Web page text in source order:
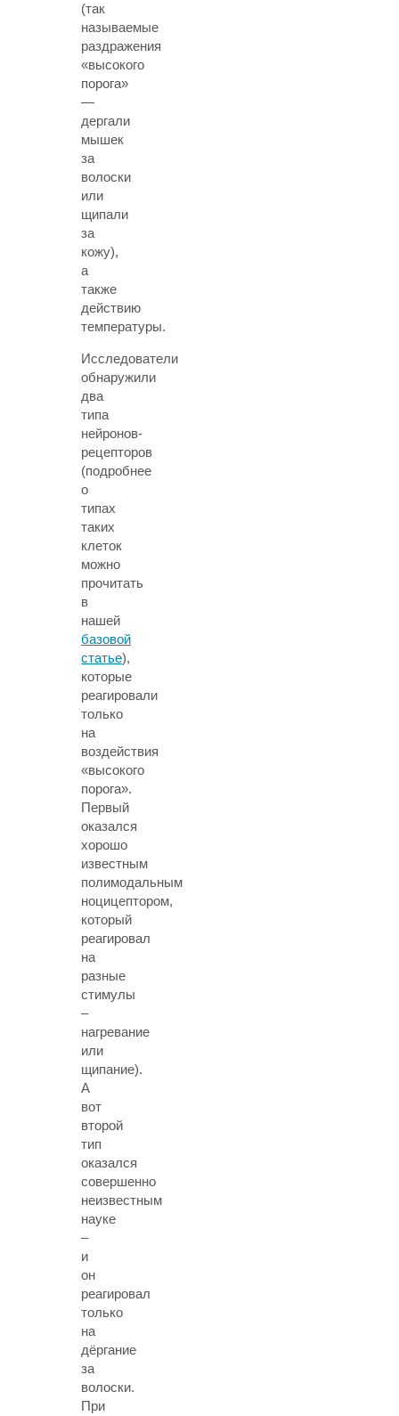
(так
называемые
раздражения
«высокого
порога»
—
дергали
мышек
за
волоски
или
щипали
за
кожу),
а
также
действию
температуры.
Исследователи
обнаружили
два
типа
нейронов-
рецепторов
(подробнее
о
типах
таких
клеток
можно
прочитать
в
нашей
базовой
статье),
которые
реагировали
только
на
воздействия
«высокого
порога».
Первый
оказался
хорошо
известным
полимодальным
ноцицептором,
который
реагировал
на
разные
стимулы
–
нагревание
или
щипание).
А
вот
второй
тип
оказался
совершенно
неизвестным
науке
–
и
он
реагировал
только
на
дёргание
за
волоски.
При